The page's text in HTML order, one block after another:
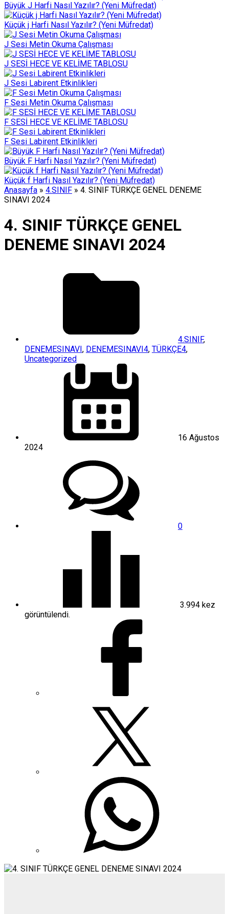
Büyük J Harfi Nasıl Yazılır? (Yeni Müfredat)
Küçük j Harfi Nasıl Yazılır? (Yeni Müfredat)
J Sesi Metin Okuma Çalışması
J SESİ HECE VE KELİME TABLOSU
J Sesi Labirent Etkinlikleri
F Sesi Metin Okuma Çalışması
F SESİ HECE VE KELİME TABLOSU
F Sesi Labirent Etkinlikleri
Büyük F Harfi Nasıl Yazılır? (Yeni Müfredat)
Küçük f Harfi Nasıl Yazılır? (Yeni Müfredat)
Anasayfa » 4.SINIF » 4. SINIF TÜRKÇE GENEL DENEME
SINAVI 2024
4. SINIF TÜRKÇE GENEL
DENEME SINAVI 2024
4.SINIF,
DENEMESINAVI, DENEMESINAVI4, TÜRKÇE4,
Uncategorized
16 Ağustos
2024
0
3.994 kez
görüntülendi.